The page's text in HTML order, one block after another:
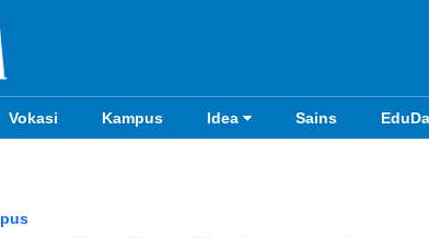
Vokasi Kampus Idea Sains